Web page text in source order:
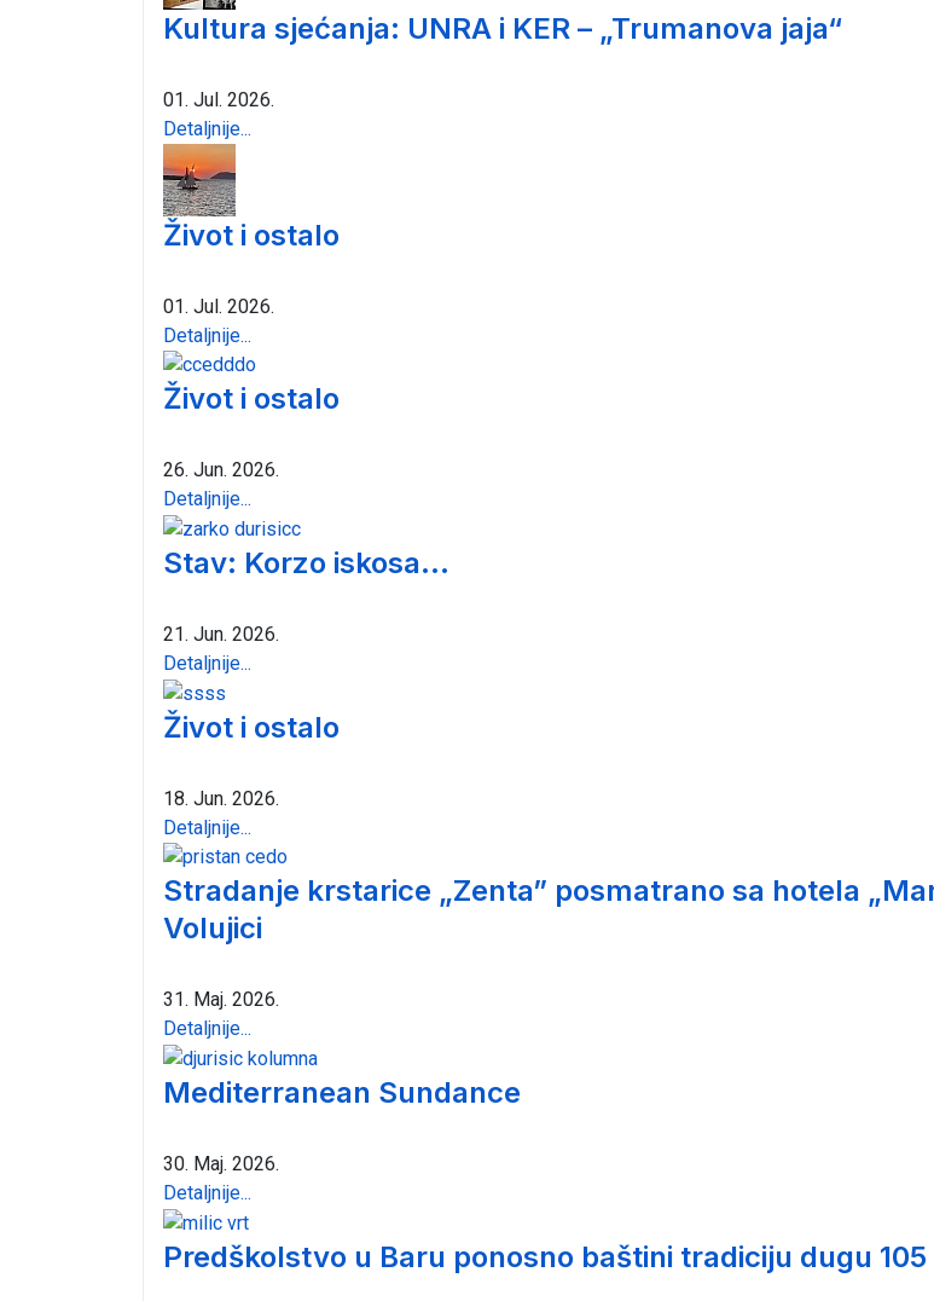
Kultura sjećanja: UNRA i KER – „Trumanova jaja“
01. Jul. 2026.
Detaljnije...
Život i ostalo
01. Jul. 2026.
Detaljnije...
Život i ostalo
26. Jun. 2026.
Detaljnije...
Stav: Korzo iskosa...
21. Jun. 2026.
Detaljnije...
Život i ostalo
18. Jun. 2026.
Detaljnije...
Stradanje krstarice „Zenta” posmatrano sa hotela
Volujici
31. Maj. 2026.
Detaljnije...
Mediterranean Sundance
30. Maj. 2026.
Detaljnije...
Predškolstvo u Baru ponosno baštini tradiciju dugu 105